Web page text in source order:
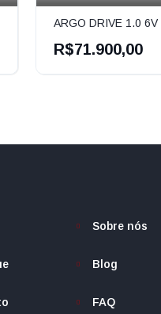
ARGO DRIVE 1.0 6V
R$71.900,00
Sobre nós
Blog
FAQ